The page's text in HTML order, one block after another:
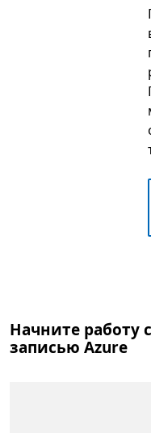
Начните работу
записью Azure